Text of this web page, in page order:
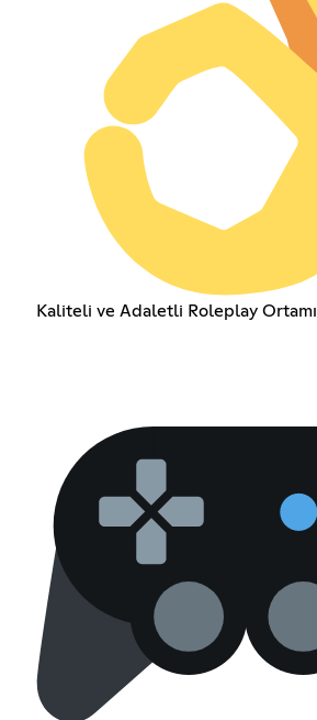
Kaliteli ve Adaletli Roleplay Ortamı